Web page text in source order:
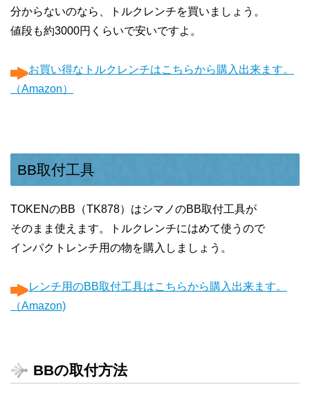
分からないのなら、トルクレンチを買いましょう。
値段も約3000円くらいで安いですよ。
お買い得なトルクレンチはこちらから購入出来ます。
（Amazon）
BB取付工具
TOKENのBB（TK878）はシマノのBB取付工具が
そのまま使えます。トルクレンチにはめて使うので
インパクトレンチ用の物を購入しましょう。
レンチ用のBB取付工具はこちらから購入出来ます。
（Amazon)
BBの取付方法